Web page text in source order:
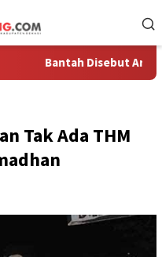
Disebut Arogan, Kuasa
Tak Ada THM